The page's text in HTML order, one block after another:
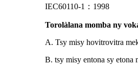
IEC60110-1：1998
Torolàlana momba ny
A. Tsy misy hovitrovitra
B. tsy misy entona sy etona